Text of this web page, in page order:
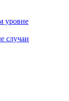
уровне
случаи